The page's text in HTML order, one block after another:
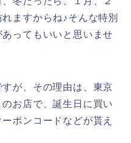
ますからね♪そんな特別
ってもいいと思いませ
が、その理由は、東京
お店で、誕生日に買い
ポンコードなどが貰え